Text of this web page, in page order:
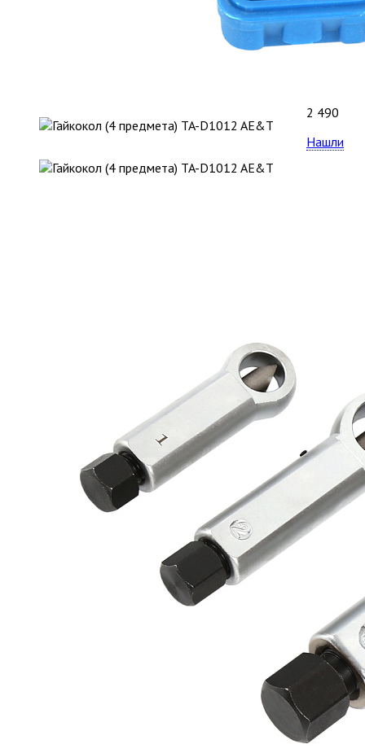
2 490
Нашли